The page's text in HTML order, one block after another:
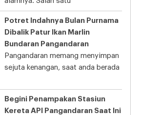
Potret Indahnya Bulan Purnama
Dibalik Patur Ikan Marlin
Bundaran Pangandaran
Pangandaran memang menyimpan
sejuta kenangan, saat anda berada
Begini Penampakan Stasiun
Kereta API Pangandaran Saat Ini